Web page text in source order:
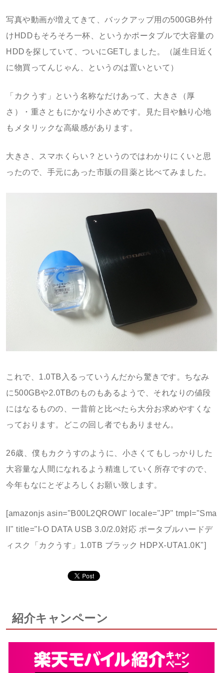
写真や動画が増えてきて、バックアップ用の500GB外付
けHDDもそろそろ一杯、というかポータブルで大容量の
HDDを探していて、ついにGETしました。（誕生日近く
に物買ってんじゃん、というのは置いといて）
「カクうす」という名称なだけあって、大きさ（厚
さ）・重さともにかなり小さめです。見た目や触り心地
もメタリックな高級感があります。
大きさ、スマホくらい？というのではわかりにくいと思
ったので、手元にあった市販の目薬と比べてみました。
これで、1.0TB入るっていうんだから驚きです。ちなみ
に500GBや2.0TBのものもあるようで、それなりの値段
にはなるものの、一昔前と比べたら大分お求めやすくな
っております。どこの回し者でもありません。
26歳、僕もカクうすのように、小さくてもしっかりした
大容量な人間になれるよう精進していく所存ですので、
今年もなにとぞよろしくお願い致します。
[amazonjs asin="B00L2QROWI" locale="JP" tmpl="Sma
ll" title="I-O DATA USB 3.0/2.0対応 ポータブルハードデ
ィスク「カクうす」1.0TB ブラック HDPX-UTA1.0K"]
紹介キャンペーン